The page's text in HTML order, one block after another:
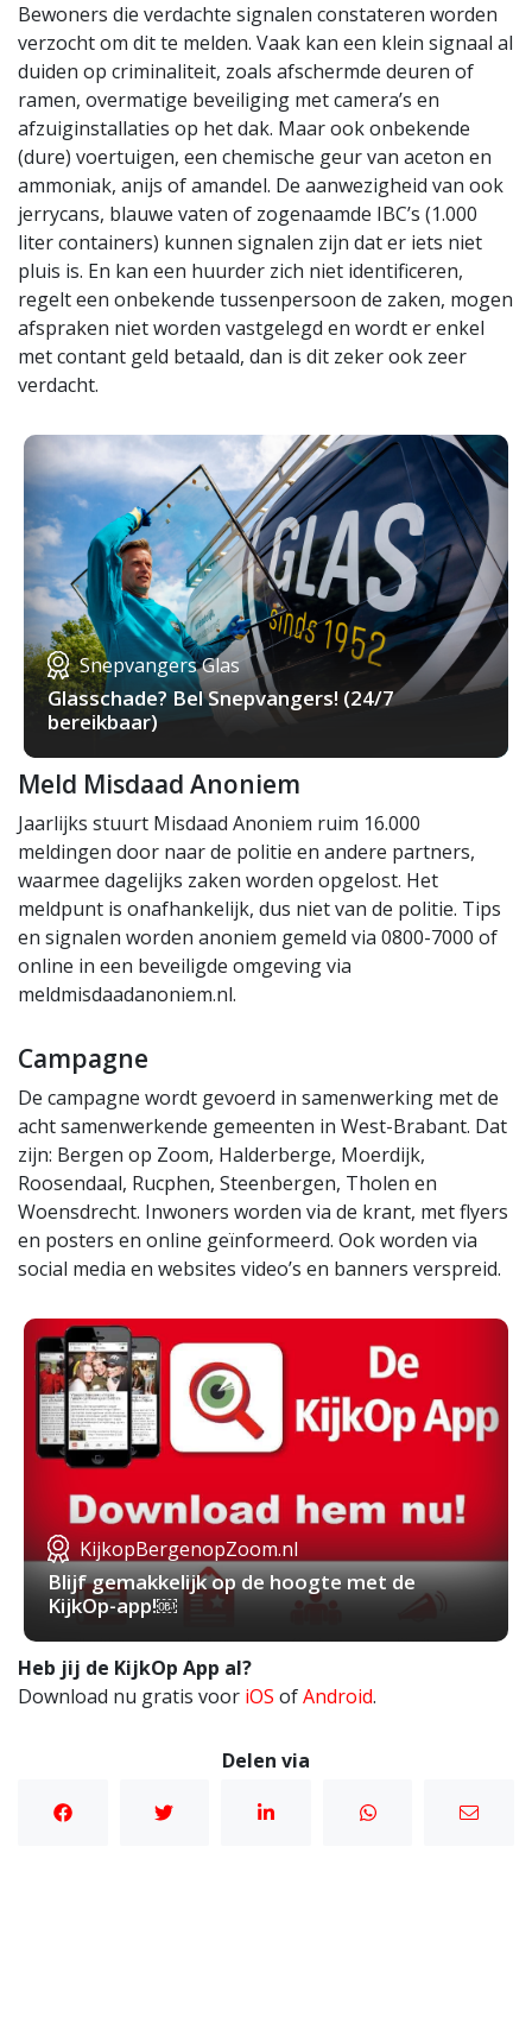
Bewoners die verdachte signalen constateren worden
verzocht om dit te melden. Vaak kan een klein signaal al
duiden op criminaliteit, zoals afschermde deuren of
ramen, overmatige beveiliging met camera’s en
afzuiginstallaties op het dak. Maar ook onbekende
(dure) voertuigen, een chemische geur van aceton en
ammoniak, anijs of amandel. De aanwezigheid van ook
jerrycans, blauwe vaten of zogenaamde IBC’s (1.000
liter containers) kunnen signalen zijn dat er iets niet
pluis is. En kan een huurder zich niet identificeren,
regelt een onbekende tussenpersoon de zaken, mogen
afspraken niet worden vastgelegd en wordt er enkel
met contant geld betaald, dan is dit zeker ook zeer
verdacht.
Snepvangers Glas
Glasschade? Bel Snepvangers! (24/7
bereikbaar)
Meld Misdaad Anoniem
Jaarlijks stuurt Misdaad Anoniem ruim 16.000
meldingen door naar de politie en andere partners,
waarmee dagelijks zaken worden opgelost. Het
meldpunt is onafhankelijk, dus niet van de politie. Tips
en signalen worden anoniem gemeld via 0800-7000 of
online in een beveiligde omgeving via
meldmisdaadanoniem.nl.
Campagne
De campagne wordt gevoerd in samenwerking met de
acht samenwerkende gemeenten in West-Brabant. Dat
zijn: Bergen op Zoom, Halderberge, Moerdijk,
Roosendaal, Rucphen, Steenbergen, Tholen en
Woensdrecht. Inwoners worden via de krant, met flyers
en posters en online geïnformeerd. Ook worden via
social media en websites video’s en banners verspreid.
KijkopBergenopZoom.nl
Blijf gemakkelijk op de hoogte met de
KijkOp-app!￼
Heb jij de KijkOp App al?
Download nu gratis voor iOS ofAndroid.
Delen via